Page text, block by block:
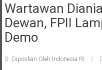
Wartawan
Dewan, FPII
Demo
Diposkan Oleh:Indonesia RI